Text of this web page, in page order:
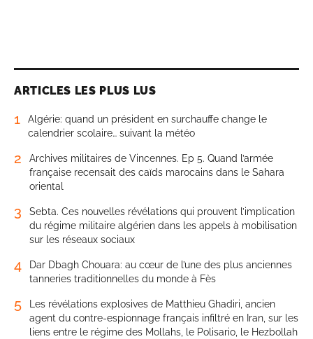
ARTICLES LES PLUS LUS
1
Algérie: quand un président en surchauffe change le
calendrier scolaire… suivant la météo
2
Archives militaires de Vincennes. Ep 5. Quand l’armée
française recensait des caïds marocains dans le Sahara
oriental
3
Sebta. Ces nouvelles révélations qui prouvent l’implication
du régime militaire algérien dans les appels à mobilisation
sur les réseaux sociaux
4
Dar Dbagh Chouara: au cœur de l’une des plus anciennes
tanneries traditionnelles du monde à Fès
5
Les révélations explosives de Matthieu Ghadiri, ancien
agent du contre-espionnage français infiltré en Iran, sur les
liens entre le régime des Mollahs, le Polisario, le Hezbollah